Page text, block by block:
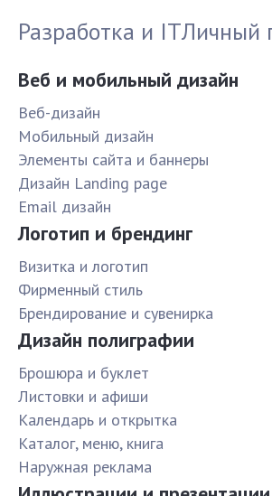
Разработка и ITЛичный
Веб и мобильный дизайн
Веб-дизайн
Мобильный дизайн
Элементы сайта и баннеры
Дизайн Landing page
Email дизайн
Логотип и брендинг
Визитка и логотип
Фирменный стиль
Брендирование и сувенирка
Дизайн полиграфии
Брошюра и буклет
Листовки и афиши
Календарь и открытка
Каталог, меню, книга
Наружная реклама